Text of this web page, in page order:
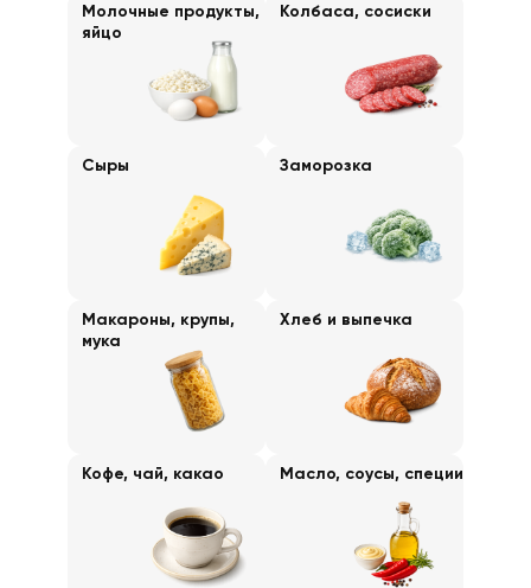
Молочные продукты,
яйцо
Колбаса, сосиски
Сыры Заморозка
Макароны, крупы,
мука
Хлеб и выпечка
Кофе, чай, какао Масло, соусы, специи